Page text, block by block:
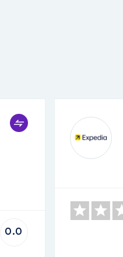
0.0